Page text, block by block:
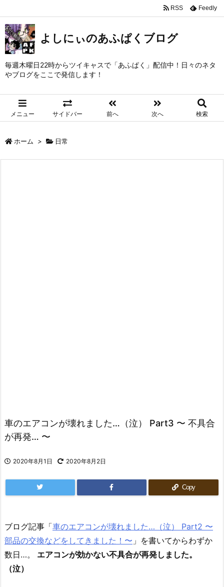
よしにぃのあふぱくブログ
毎週木曜日22時からツイキャスで「あふぱく」配信中！日々のネタ
やブログをここで発信します！
メニュー サイドバー 前へ 次へ 検索
RSS Feedly
ホーム > 日常
車のエアコンが壊れました…（泣） Part3 〜 不具合
が再発… 〜
2020年8月1日 2020年8月2日
Copy
ブログ記事「車のエアコンが壊れました…（泣） Part2 〜
部品の交換などをしてきました！〜 」を書いてからわずか
数日…。
エアコンが効かない不具合が再発しました。
（泣）